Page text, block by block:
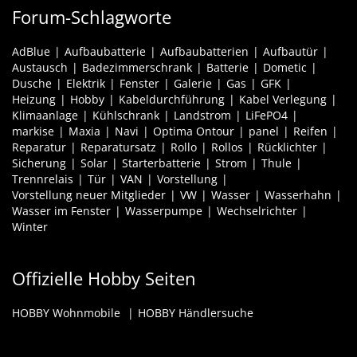
Forum-Schlagworte
AdBlue Aufbaubatterie Aufbaubatterien
Aufbautür
Austausch
Badezimmerschrank Batterie
Dometic
Dusche
Elektrik Fenster Galerie Gas
GFK
Heizung
Hobby Kabeldurchführung
Kabel Verlegung
Klimaanlage
Kühlschrank Landstrom
LiFePO4
markise
Maxia Navi Optima Ontour panel
Reifen
Reparatur
Reparatursatz Rollo Rollos
Rücklichter
Sicherung
Solar Starterbatterie Strom
Thule
Trennrelais
Tür VAN
Vorstellung
Vorstellung neuer Mitglieder
VW Wasser
Wasserhahn
Wasser im Fenster
Wasserpumpe
Wechselrichter
Winter
Offizielle Hobby Seiten
HOBBY Wohnmobile HOBBY Händlersuche